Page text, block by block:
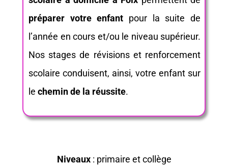
préparer votre enfant pour la suite de
l’année en cours et/ou le niveau supérieur.
Nos stages de révisions et renforcement
scolaire conduisent, ainsi, votre enfant sur
le chemin de la réussite.
Niveaux: primaire et collège